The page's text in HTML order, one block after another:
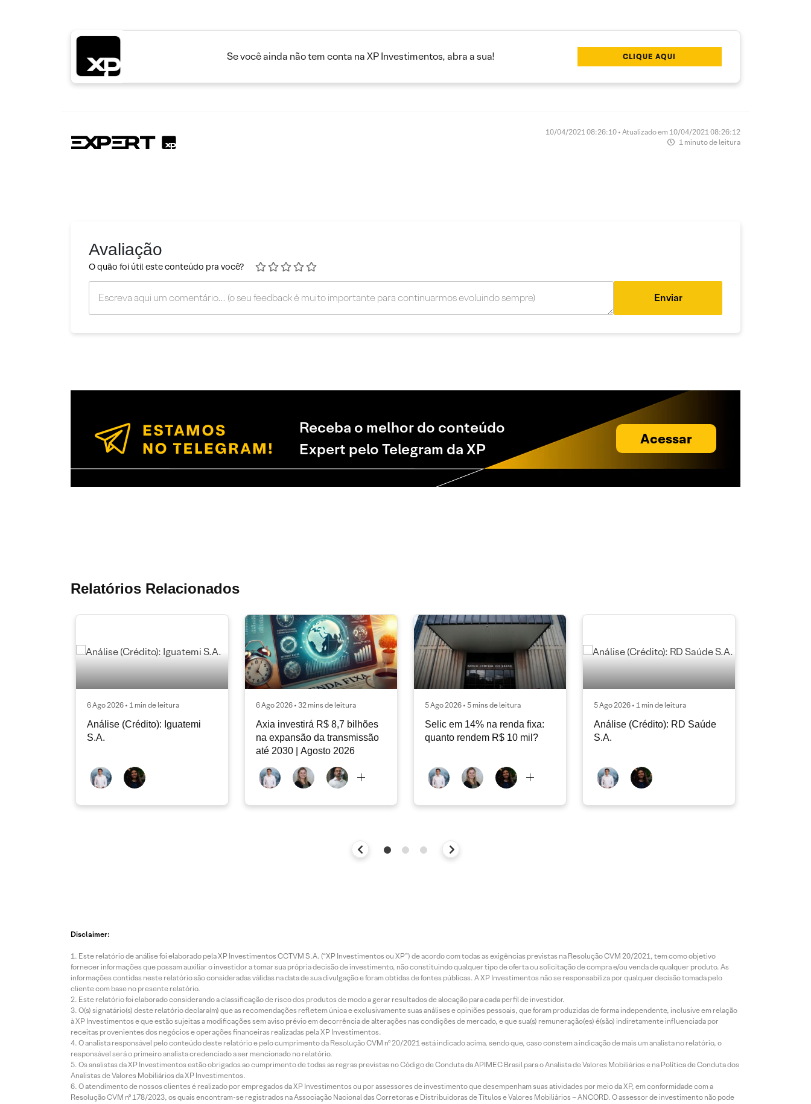
Se você ainda não tem conta na XP Investimentos, abra a sua! CLIQUE AQUI
10/04/2021 08:26:10 • Atualizado em 10/04/2021 08:26:12
1 minuto de leitura
Avaliação
O quão foi útil este conteúdo pra você?
Enviar
Receba o melhor do conteúdo
Expert pelo Telegram da XP
Acessar
Relatórios Relacionados
6 Ago 2026 • 1 min de leitura
Análise (Crédito): Iguatemi
S.A.
6 Ago 2026 • 32 mins de leitura
Axia investirá R$ 8,7 bilhões
na expansão da transmissão
até 2030 | Agosto 2026
5 Ago 2026 • 5 mins de leitura
Selic em 14% na renda fixa:
quanto rendem R$ 10 mil?
5 Ago 2026 • 1 min de leitura
Análise (Crédito): RD Saúde
S.A.
Disclaimer:
Este relatório de análise foi elaborado pela XP Investimentos CCTVM S.A. (“XP Investimentos ou XP”) de acordo com todas as exigências previstas na Resolução CVM 20/2021, tem como objetivo
fornecer informações que possam auxiliar o investidor a tomar sua própria decisão de investimento, não constituindo qualquer tipo de oferta ou solicitação de compra e/ou venda de qualquer produto. As
informações contidas neste relatório são consideradas válidas na data de sua divulgação e foram obtidas de fontes públicas. A XP Investimentos não se responsabiliza por qualquer decisão tomada pelo
cliente com base no presente relatório.
Este relatório foi elaborado considerando a classificação de risco dos produtos de modo a gerar resultados de alocação para cada perfil de investidor.
O(s) signatário(s) deste relatório declara(m) que as recomendações refletem única e exclusivamente suas análises e opiniões pessoais, que foram produzidas de forma independente, inclusive em relação
à XP Investimentos e que estão sujeitas a modificações sem aviso prévio em decorrência de alterações nas condições de mercado, e que sua(s) remuneração(es) é(são) indiretamente influenciada por
receitas provenientes dos negócios e operações financeiras realizadas pela XP Investimentos.
O analista responsável pelo conteúdo deste relatório e pelo cumprimento da Resolução CVM nº 20/2021 está indicado acima, sendo que, caso constem a indicação de mais um analista no relatório, o
responsável será o primeiro analista credenciado a ser mencionado no relatório.
Os analistas da XP Investimentos estão obrigados ao cumprimento de todas as regras previstas no Código de Conduta da APIMEC Brasil para o Analista de Valores Mobiliários e na Política de Conduta dos
Analistas de Valores Mobiliários da XP Investimentos.
O atendimento de nossos clientes é realizado por empregados da XP Investimentos ou por assessores de investimento que desempenham suas atividades por meio da XP, em conformidade com a
Resolução CVM nº 178/2023, os quais encontram-se registrados na Associação Nacional das Corretoras e Distribuidoras de Títulos e Valores Mobiliários – ANCORD. O assessor de investimento não pode